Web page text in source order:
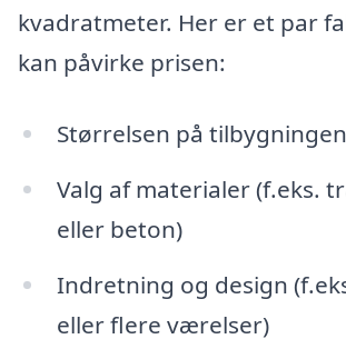
kvadratmeter. Her er et par
kan påvirke prisen:
Størrelsen på tilbygningen
Valg af materialer (f.eks.
eller beton)
Indretning og design
eller flere værelser)